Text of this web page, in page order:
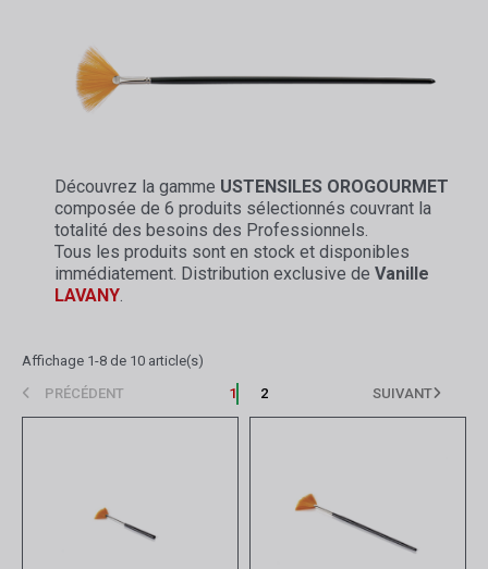
Découvrez la gamme USTENSILES OROGOURMET
composée de 6 produits sélectionnés couvrant la
totalité des besoins des Professionnels.
Tous les produits sont en stock et disponibles
immédiatement. Distribution exclusive de Vanille
LAVANY
Affichage 1-8 de 10 article(s)
PRÉCÉDENT
1 2 SUIVANT